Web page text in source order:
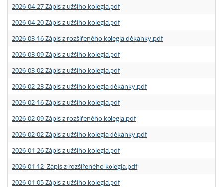
2026-04-27 Zápis z užšího kolegia.pdf
2026-04-20 Zápis z užšího kolegia.pdf
2026-03-16 Zápis z rozšířeného kolegia děkanky.pdf
2026-03-09 Zápis z užšího kolegia.pdf
2026-03-02 Zápis z užšího kolegia.pdf
2026-02-23 Zápis z užšího kolegia děkanky.pdf
2026-02-16 Zápis z užšího kolegia.pdf
2026-02-09 Zápis z rozšířeného kolegia.pdf
2026-02-02 Zápis z užšího kolegia děkanky.pdf
2026-01-26 Zápis z užšího kolegia.pdf
2026-01-12 Zápis z rozšířeného kolegia.pdf
2026-01-05 Zápis z užšího kolegia.pdf